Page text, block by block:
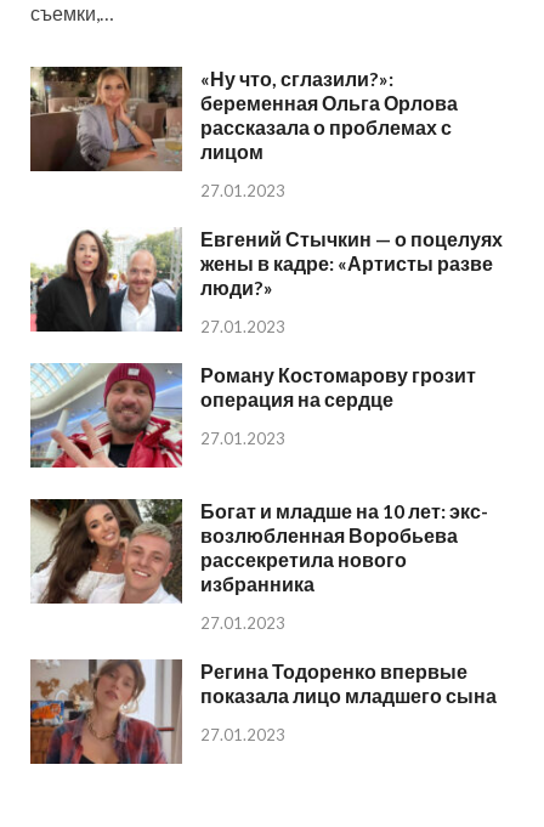
съемки,…
«Ну что, сглазили?»:
беременная Ольга Орлова
рассказала о проблемах с
лицом
27.01.2023
Евгений Стычкин — о поцелуях
жены в кадре: «Артисты разве
люди?»
27.01.2023
Роману Костомарову грозит
операция на сердце
27.01.2023
Богат и младше на 10 лет: экс-
возлюбленная Воробьева
рассекретила нового
избранника
27.01.2023
Регина Тодоренко впервые
показала лицо младшего сына
27.01.2023